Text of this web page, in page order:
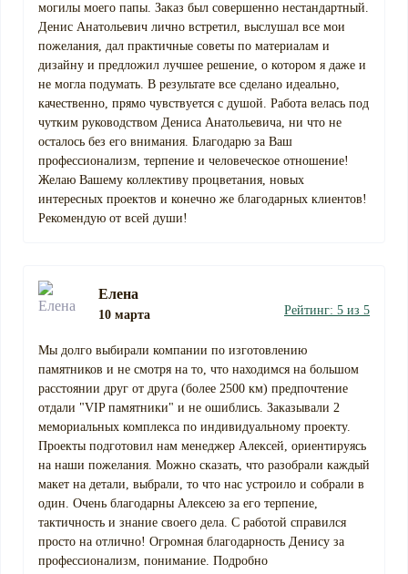
могилы моего папы. Заказ был совершенно нестандартный.
Денис Анатольевич лично встретил, выслушал все мои
пожелания, дал практичные советы по материалам и
дизайну и предложил лучшее решение, о котором я даже и
не могла подумать. В результате все сделано идеально,
качественно, прямо чувствуется с душой. Работа велась под
чутким руководством Дениса Анатольевича, ни что не
осталось без его внимания. Благодарю за Ваш
профессионализм, терпение и человеческое отношение!
Желаю Вашему коллективу процветания, новых
интересных проектов и конечно же благодарных клиентов!
Рекомендую от всей души!
Елена
10 марта Рейтинг: 5 из 5
Мы долго выбирали компании по изготовлению
памятников и не смотря на то, что находимся на большом
расстоянии друг от друга (более 2500 км) предпочтение
отдали "VIP памятники" и не ошиблись. Заказывали 2
мемориальных комплекса по индивидуальному проекту.
Проекты подготовил нам менеджер Алексей, ориентируясь
на наши пожелания. Можно сказать, что разобрали каждый
макет на детали, выбрали, то что нас устроило и собрали в
один. Очень благодарны Алексею за его терпение,
тактичность и знание своего дела. С работой справился
просто на отлично! Огромная благодарность Денису за
профессионализм, понимание. Подробно